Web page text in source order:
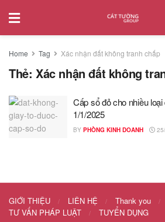
Home Tag Xác nhận đất không tranh chấp
Thẻ: Xác nhận đất không
Cấp sổ đỏ cho nhiều
1/1/2025
BY PHÒNG KINH DOANH
GIỚI THIỆU LIÊN HỆ Thank you
TƯ VẤN PHÁP LUẬT
TUYỂN DỤNG